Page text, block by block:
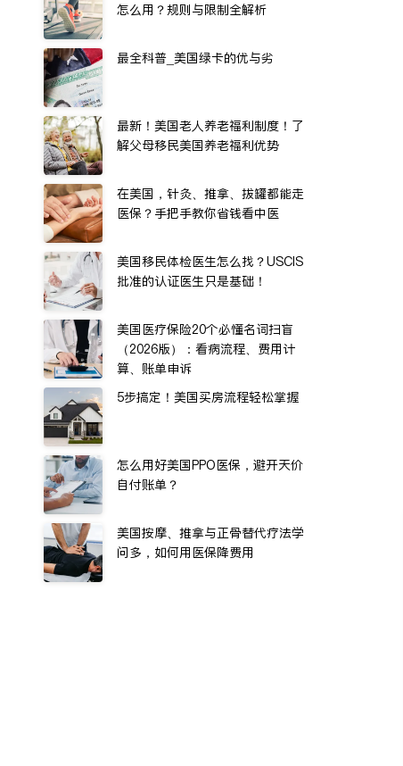
怎么用？规则与限制全解析
最全科普_美国绿卡的优与劣
最新！美国老人养老福利制度！了
解父母移民美国养老福利优势
在美国，针灸、推拿、拔罐都能走
医保？手把手教你省钱看中医
美国移民体检医生怎么找？USCIS
批准的认证医生只是基础！
美国医疗保险20个必懂名词扫盲
（2026版）：看病流程、费用计
算、账单申诉
5步搞定！美国买房流程轻松掌握
怎么用好美国PPO医保，避开天价
自付账单？
美国按摩、推拿与正骨替代疗法学
问多，如何用医保降费用